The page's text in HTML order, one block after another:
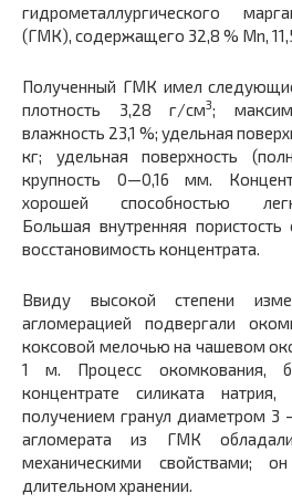
гидрометаллургического
(ГМК), содержащего 32,8 % Mn,
Полученный ГМК имел
плотность 3,28 г/см3;
влажность 23,1 %; удельная
кг; удельная поверхность
крупность 0—0,16 мм.
хорошей способностью
Большая внутренняя
восстановимость концентрата.
Ввиду высокой степени
агломерацией подвергали
коксовой мелочью на чашевом
1 м. Процесс окомкования,
концентрате силиката
получением гранул диаметром
агломерата из ГМК
механическими свойствами;
длительном хранении.